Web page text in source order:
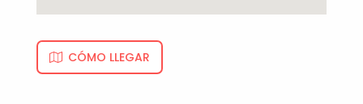
CÓMO LLEGAR